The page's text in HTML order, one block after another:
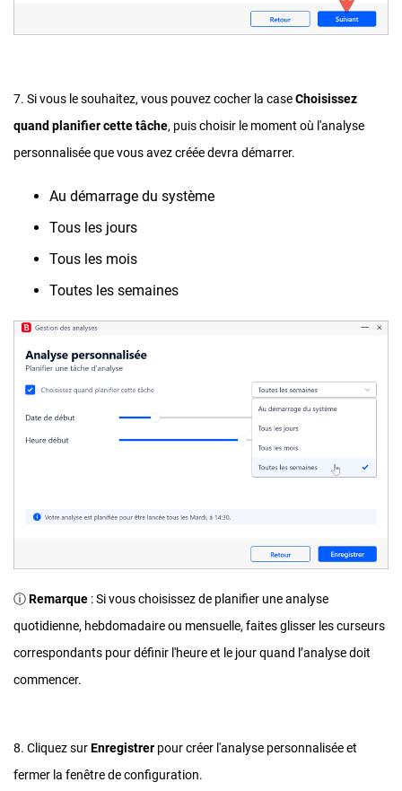
7. Si vous le souhaitez, vous pouvez cocher la caseChoisissez
quand planifier cette tâche, puis choisir le moment où l'analyse
personnalisée que vous avez créée devra démarrer.
Au démarrage du système
Tous les jours
Tous les mois
Toutes les semaines
ⓘRemarque : Si vous choisissez de planifier une analyse
quotidienne, hebdomadaire ou mensuelle, faites glisser les curseurs
correspondants pour définir l'heure et le jour quand l’analyse doit
commencer.
8. Cliquez surEnregistrer pour créer l'analyse personnalisée et
fermer la fenêtre de configuration.